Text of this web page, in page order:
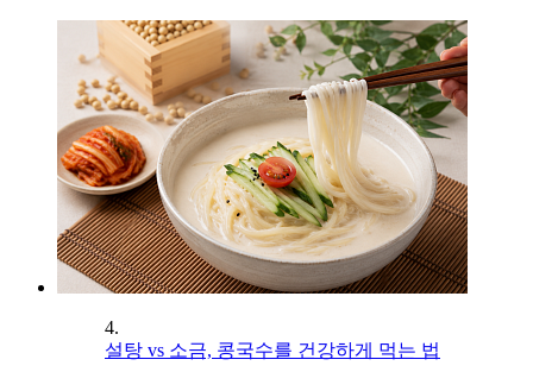
4.
설탕 vs 소금, 콩국수를 건강하게 먹는 법